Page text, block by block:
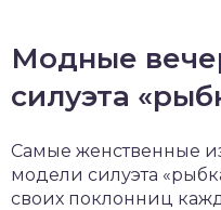
Модные
силуэта
Самые женственные
модели силуэта
своих поклонниц